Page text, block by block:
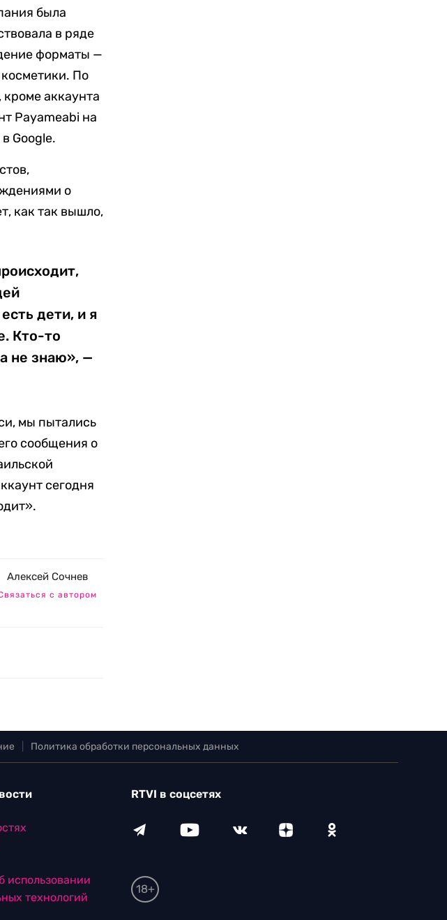
была
в ряде
форматы —
По
аккаунта
Payameabi на
Google.
о
как так вышло,
дети, и я
Кто-то
не знаю», —
мы пытались
сообщения о
сегодня
Алексей Сочнев
с автором
Политика обработки персональных данных
использовании
технологий
RTVI в соцсетях
18+